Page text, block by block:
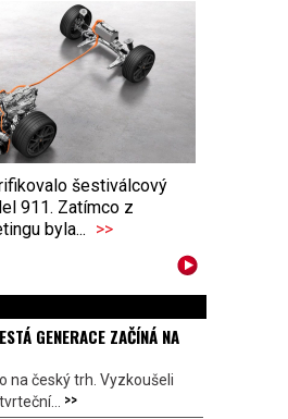
šestiválcový
911. Zatímco z
byla... >>
GENERACE ZAČÍNÁ NA
na český trh. Vyzkoušeli
>>